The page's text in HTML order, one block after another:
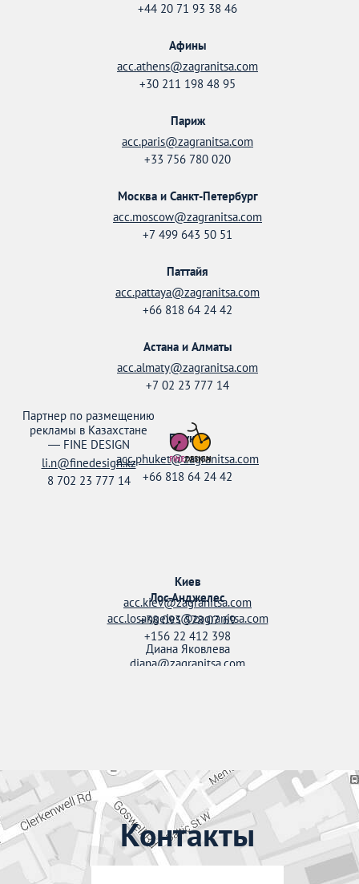
+44 20 71 93 38 46
Афины
acc.athens@zagranitsa.com
+30 211 198 48 95
Париж
acc.paris@zagranitsa.com
+33 756 780 020
Москва и Санкт-Петербург
acc.moscow@zagranitsa.com
+7 499 643 50 51
Паттайя
acc.pattaya@zagranitsa.com
+66 818 64 24 42
Астана и Алматы
acc.almaty@zagranitsa.com
+7 02 23 777 14
Партнер по размещению
рекламы в Казахстане
— FINE DESIGN
li.n@finedesign.kz
8 702 23 777 14
Пхукет
acc.phuket@zagranitsa.com
+66 818 64 24 42
Киев
acc.kiev@zagranitsa.com
+38 093 578 07 69
Диана Яковлева
diana@zagranitsa.com
Лос-Анджелес
acc.losangeles@zagranitsa.com
+156 22 412 398
Контакты